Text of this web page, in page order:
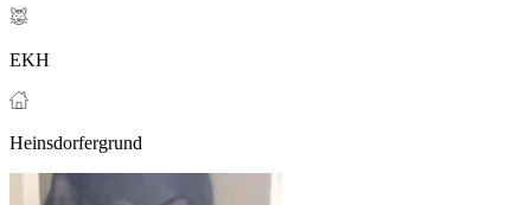
EKH
Heinsdorfergrund